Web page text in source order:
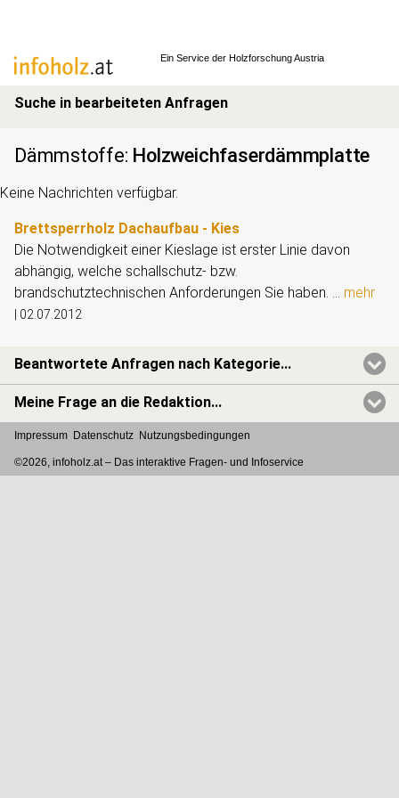
Ein Service der Holzforschung Austria
Suche in bearbeiteten Anfragen
Dämmstoffe: Holzweichfaserdämmplatte
Keine Nachrichten verfügbar.
Brettsperrholz Dachaufbau - Kies
Die Notwendigkeit einer Kieslage ist erster Linie davon
abhängig, welche schallschutz- bzw.
brandschutztechnischen Anforderungen Sie haben. ... mehr
02.07.2012
Beantwortete Anfragen nach Kategorie...
Meine Frage an die Redaktion...
Impressum Datenschutz Nutzungsbedingungen
©2026, infoholz.at – Das interaktive Fragen- und Infoservice